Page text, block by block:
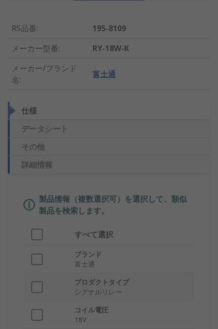
RS品番:
195-8109
メーカー型番:
RY-18W-K
メーカー/ブランド
名:
富士通
仕様
データシート
その他
詳細情報
製品情報（複数選択可）を選択して、類似
製品を検索します。
すべて選択
ブランド
富士通
プロダクトタイプ
シグナルリレー
コイル電圧
18V